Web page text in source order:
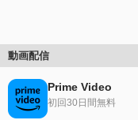
動画配信
Prime Video
初回30日間無料